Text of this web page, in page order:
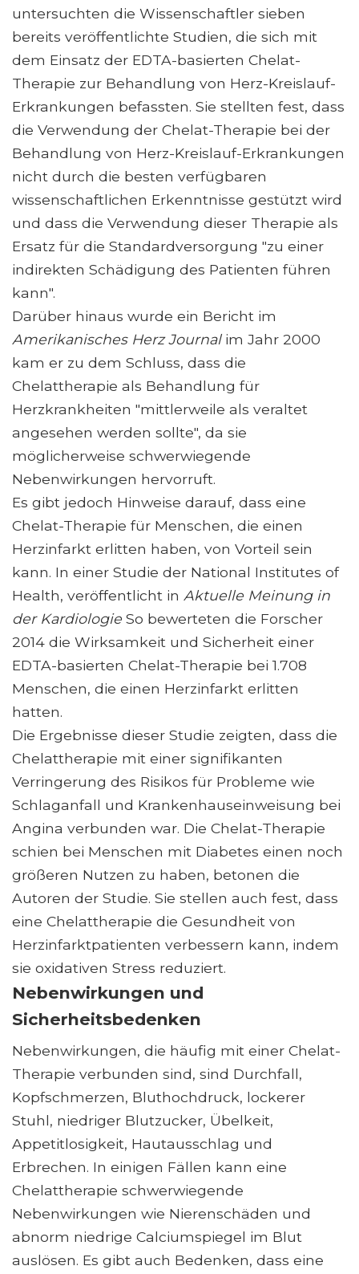
untersuchten die Wissenschaftler sieben
bereits veröffentlichte Studien, die sich mit
dem Einsatz der EDTA-basierten Chelat-
Therapie zur Behandlung von Herz-Kreislauf-
Erkrankungen befassten. Sie stellten fest, dass
die Verwendung der Chelat-Therapie bei der
Behandlung von Herz-Kreislauf-Erkrankungen
nicht durch die besten verfügbaren
wissenschaftlichen Erkenntnisse gestützt wird
und dass die Verwendung dieser Therapie als
Ersatz für die Standardversorgung "zu einer
indirekten Schädigung des Patienten führen
kann".
Darüber hinaus wurde ein Bericht im
Amerikanisches Herz Journalim Jahr 2000
kam er zu dem Schluss, dass die
Chelattherapie als Behandlung für
Herzkrankheiten "mittlerweile als veraltet
angesehen werden sollte", da sie
möglicherweise schwerwiegende
Nebenwirkungen hervorruft.
Es gibt jedoch Hinweise darauf, dass eine
Chelat-Therapie für Menschen, die einen
Herzinfarkt erlitten haben, von Vorteil sein
kann. In einer Studie der National Institutes of
Health, veröffentlicht in Aktuelle Meinung in
der Kardiologie So bewerteten die Forscher
2014 die Wirksamkeit und Sicherheit einer
EDTA-basierten Chelat-Therapie bei 1.708
Menschen, die einen Herzinfarkt erlitten
hatten.
Die Ergebnisse dieser Studie zeigten, dass die
Chelattherapie mit einer signifikanten
Verringerung des Risikos für Probleme wie
Schlaganfall und Krankenhauseinweisung bei
Angina verbunden war. Die Chelat-Therapie
schien bei Menschen mit Diabetes einen noch
größeren Nutzen zu haben, betonen die
Autoren der Studie. Sie stellen auch fest, dass
eine Chelattherapie die Gesundheit von
Herzinfarktpatienten verbessern kann, indem
sie oxidativen Stress reduziert.
Nebenwirkungen und
Sicherheitsbedenken
Nebenwirkungen, die häufig mit einer Chelat-
Therapie verbunden sind, sind Durchfall,
Kopfschmerzen, Bluthochdruck, lockerer
Stuhl, niedriger Blutzucker, Übelkeit,
Appetitlosigkeit, Hautausschlag und
Erbrechen. In einigen Fällen kann eine
Chelattherapie schwerwiegende
Nebenwirkungen wie Nierenschäden und
abnorm niedrige Calciumspiegel im Blut
auslösen. Es gibt auch Bedenken, dass eine